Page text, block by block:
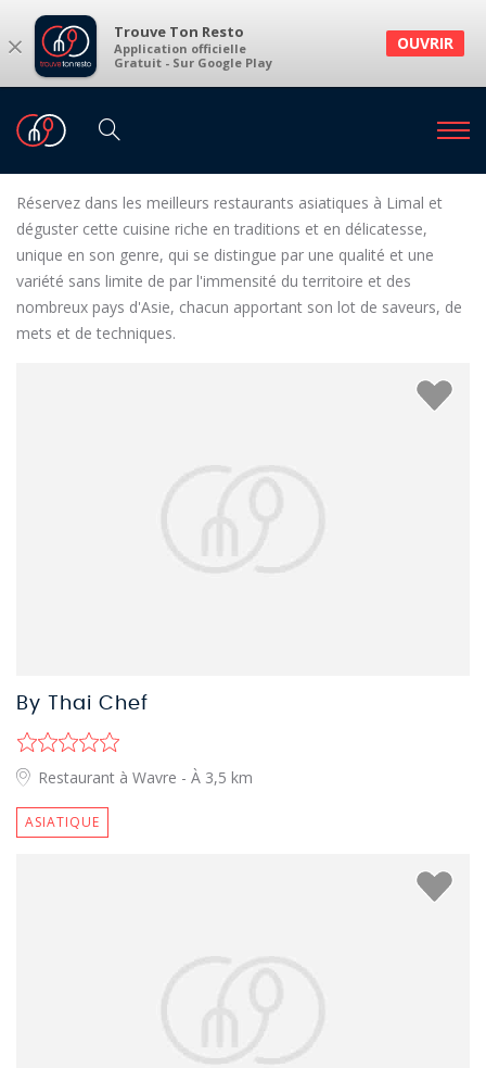
× Trouve Ton Resto
Application officielle
Gratuit - Sur Google Play
OUVRIR
Restaurants
Restaurants asiatiques à Limal et environs
Réservez dans les meilleurs restaurants asiatiques à Limal et
déguster cette cuisine riche en traditions et en délicatesse,
unique en son genre, qui se distingue par une qualité et une
variété sans limite de par l'immensité du territoire et des
nombreux pays d'Asie, chacun apportant son lot de saveurs, de
mets et de techniques.
By Thai Chef
Restaurant à Wavre - À 3,5 km
ASIATIQUE